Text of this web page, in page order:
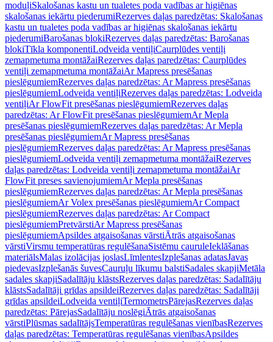
moduļiSkalošanas kastu un tualetes poda vadības ar higiēnas
skalošanas iekārtu piederumiRezerves daļas paredzētas: Skalošanas
kastu un tualetes poda vadības ar higiēnas skalošanas iekārtu
piederumiBarošanas blokiRezerves daļas paredzētas: Barošanas
blokiTīkla komponentiLodveida ventiļiCaurplūdes ventiļi
zemapmetuma montāžaiRezerves daļas paredzētas: Caurplūdes
ventiļi zemapmetuma montāžaiAr Mapress presēšanas
pieslēgumiemRezerves daļas paredzētas: Ar Mapress presēšanas
pieslēgumiemLodveida ventiļiRezerves daļas paredzētas: Lodveida
ventiļiAr FlowFit presēšanas pieslēgumiemRezerves daļas
paredzētas: Ar FlowFit presēšanas pieslēgumiemAr Mepla
presēšanas pieslēgumiemRezerves daļas paredzētas: Ar Mepla
presēšanas pieslēgumiemAr Mapress presēšanas
pieslēgumiemRezerves daļas paredzētas: Ar Mapress presēšanas
pieslēgumiemLodveida ventiļi zemapmetuma montāžaiRezerves
daļas paredzētas: Lodveida ventiļi zemapmetuma montāžaiAr
FlowFit preses savienojumiemAr Mepla presēšanas
pieslēgumiemRezerves daļas paredzētas: Ar Mepla presēšanas
pieslēgumiemAr Volex presēšanas pieslēgumiemAr Compact
pieslēgumiemRezerves daļas paredzētas: Ar Compact
pieslēgumiemPretvārstiAr Mapress presēšanas
pieslēgumiemApsildes atgaisošanas vārstiĀtrās atgaisošanas
vārstiVirsmu temperatūras regulēšanaSistēmu cauruleIeklāšanas
materiālsMalas izolācijas joslasLīmlentesIzplešanas adatasJavas
piedevasIzplešanās šuvesCauruļu līkumu balstiSadales skapjiMetāla
sadales skapjiSadalītāju klāstsRezerves daļas paredzētas: Sadalītāju
klāstsSadalītāji grīdas apsildeiRezerves daļas paredzētas: Sadalītāji
grīdas apsildeiLodveida ventiļiTermometrsPārejasRezerves daļas
paredzētas: PārejasSadalītāju noslēgiĀtrās atgaisošanas
vārstiPlūsmas sadalītājsTemperatūras regulēšanas vienībasRezerves
daļas paredzētas: Temperatūras regulēšanas vienībasApsildes